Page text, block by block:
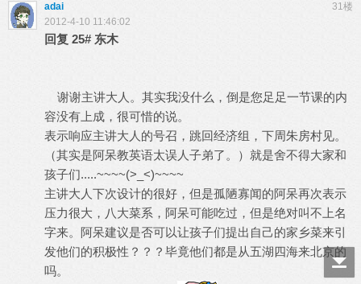
31楼
adai
2012-4-10 11:46:02
回复 25# 东木
谢谢主讲大人。其实我没什么，倒是您足足一节课的内
容没有上成，很可惜的说。
表示响应主讲大人的号召，跳回经济组，下周朱房村见。
（其实是阿呆教英语太误人子弟了。）就是舍不得大家和
孩子们.....~~~~(>_<)~~~~
主讲大人下次设计的很好，但是孤陋寡闻的阿呆再次表示
压力很大，八大菜系，阿呆可能吃过，但是绝对叫不上名
字来。阿呆建议是否可以让孩子们提出自己的家乡菜来引
发他们的积极性？？？毕竟他们都是从五湖四海来北京的
吗。